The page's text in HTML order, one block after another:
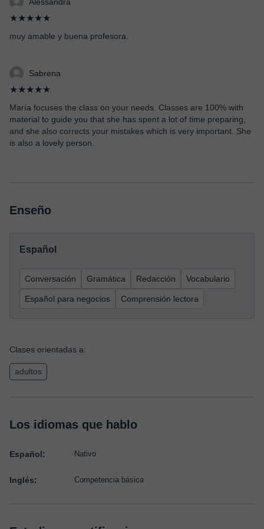
★★★★★
muy amable y buena profesora.
Sabrena
★★★★★
María focuses the class on your needs. Classes are 100% with
material to guide you that she has spent a lot of time preparing,
and she also corrects your mistakes which is very important. She
is also a lovely person.
Enseño
Español
Conversación Gramática Redacción Vocabulario
Español para negocios Comprensión lectora
Clases orientadas a:
adultos
Los idiomas que hablo
Español: Nativo
Inglés: Competencia básica